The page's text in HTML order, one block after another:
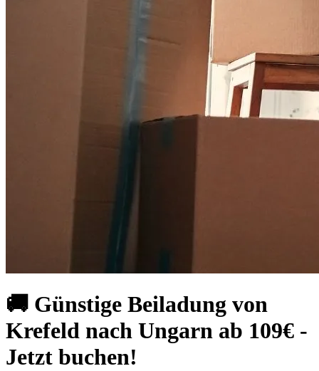
🚚 Günstige Beiladung von
Krefeld nach Ungarn ab 109€ -
Jetzt buchen!